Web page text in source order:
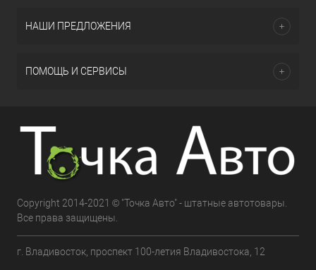
НАШИ ПРЕДЛОЖЕНИЯ
ПОМОЩЬ И СЕРВИСЫ
Copyright 2014-2021 © "Точка Авто" - штатные автотовары.
Все права защищены.
г. Владивосток, проспект 100-летия Владивостока, 12